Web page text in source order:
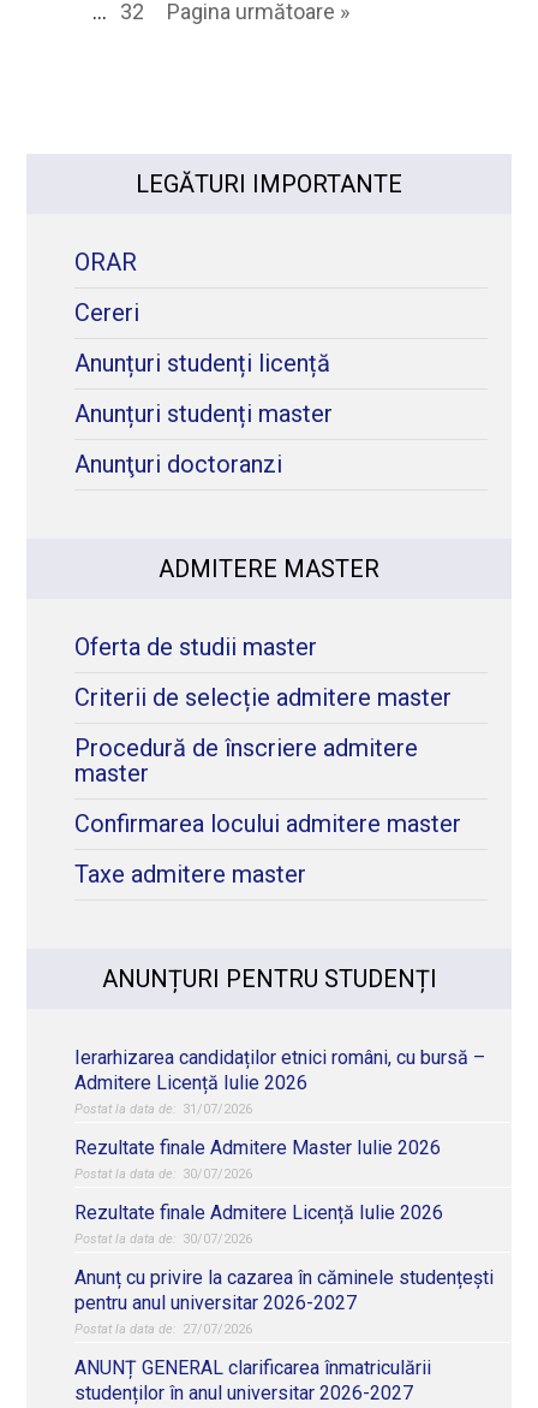
… 32 Pagina următoare »
LEGĂTURI IMPORTANTE
ORAR
Cereri
Anunțuri studenți licență
Anunțuri studenți master
Anunţuri doctoranzi
ADMITERE MASTER
Oferta de studii master
Criterii de selecție admitere master
Procedură de înscriere admitere
master
Confirmarea locului admitere master
Taxe admitere master
ANUNȚURI PENTRU STUDENȚI
Ierarhizarea candidaților etnici români, cu bursă –
Admitere Licență Iulie 2026
31/07/2026
Rezultate finale Admitere Master Iulie 2026
30/07/2026
Rezultate finale Admitere Licență Iulie 2026
30/07/2026
Anunț cu privire la cazarea în căminele studențești
pentru anul universitar 2026-2027
27/07/2026
ANUNȚ GENERAL clarificarea înmatriculării
studenților în anul universitar 2026-2027